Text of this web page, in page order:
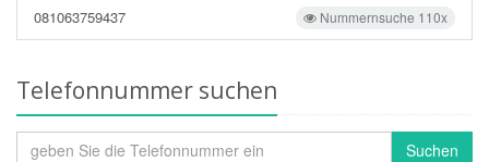
Nummernsuche 110x
081063759437
Telefonnummer suchen
Suchen